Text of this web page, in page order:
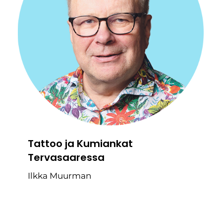
Tattoo ja Kumiankat
Tervasaaressa
Ilkka Muurman